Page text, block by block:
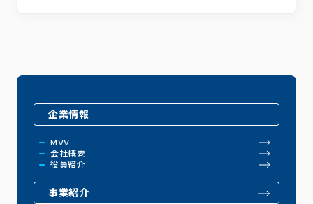
企業情報
MVV
会社概要
役員紹介
事業紹介